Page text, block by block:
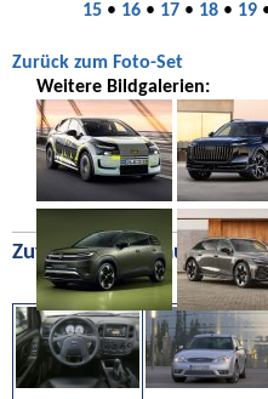
15• 16• 17• 18• 19
Zurück zum Foto-Set
Weitere Bildgalerien:
Zufällige Bilder aus